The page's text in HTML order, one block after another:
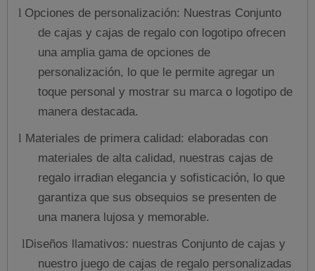
l Opciones de personalización: Nuestras Conjunto
de cajas y cajas de regalo con logotipo ofrecen
una amplia gama de opciones de
personalización, lo que le permite agregar un
toque personal y mostrar su marca o logotipo de
manera destacada.
l Materiales de primera calidad: elaboradas con
materiales de alta calidad, nuestras cajas de
regalo irradian elegancia y sofisticación, lo que
garantiza que sus obsequios se presenten de
una manera lujosa y memorable.
lDiseños llamativos: nuestras Conjunto de cajas y
nuestro juego de cajas de regalo personalizadas